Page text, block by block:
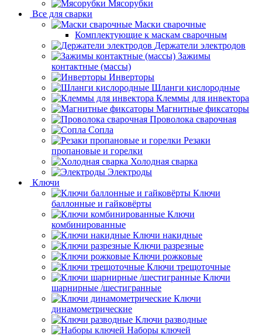
Мясорубки
Все для сварки
Маски сварочные
Комплектующие к маскам сварочным
Держатели электродов
Зажимы
контактные (массы)
Инверторы
Шланги кислородные
Клеммы для инвектора
Магнитные фиксаторы
Проволока сварочная
Сопла
Резаки
пропановые и горелки
Холодная сварка
Электроды
Ключи
Ключи
баллонные и гайковёрты
Ключи
комбинированные
Ключи накидные
Ключи разрезные
Ключи рожковые
Ключи трещоточные
Ключи
шарнирные /шестигранные
Ключи
динамометрические
Ключи разводные
Наборы ключей